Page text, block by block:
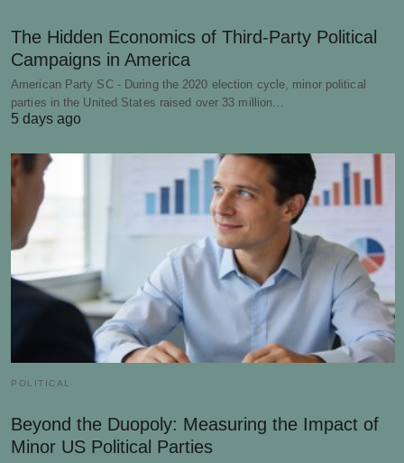
The Hidden Economics of Third-Party Political
Campaigns in America
American Party SC - During the 2020 election cycle, minor political
parties in the United States raised over 33 million…
5 days ago
POLITICAL
Beyond the Duopoly: Measuring the Impact of
Minor US Political Parties